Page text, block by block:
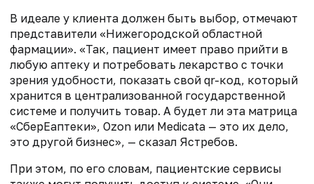
В идеале у клиента должен быть выбор, отмечают
представители «Нижегородской областной
фармации». «Так, пациент имеет право прийти в
любую аптеку и потребовать лекарство с точки
зрения удобности, показать свой qr-код, который
хранится в централизованной государственной
системе и получить товар. А будет ли эта матрица
«СберЕаптеки», Ozon или Medicata — это их дело,
это другой бизнес», — сказал Ястребов.
При этом, по его словам, пациентские сервисы